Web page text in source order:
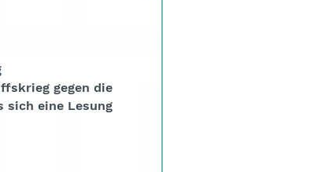
gegen die
sich eine Lesung